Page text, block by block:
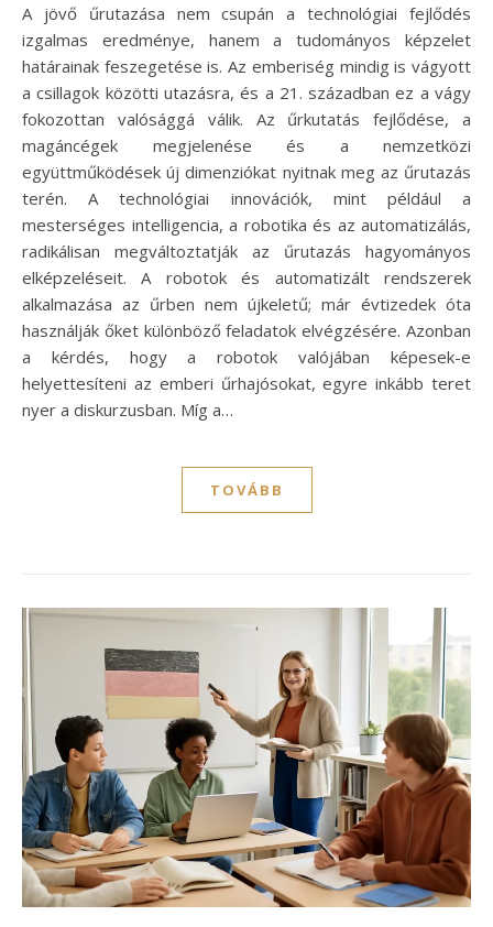
A jövő űrutazása nem csupán a technológiai fejlődés
izgalmas eredménye, hanem a tudományos képzelet
határainak feszegetése is. Az emberiség mindig is vágyott
a csillagok közötti utazásra, és a 21. században ez a vágy
fokozottan valósággá válik. Az űrkutatás fejlődése, a
magáncégek megjelenése és a nemzetközi
együttműködések új dimenziókat nyitnak meg az űrutazás
terén. A technológiai innovációk, mint például a
mesterséges intelligencia, a robotika és az automatizálás,
radikálisan megváltoztatják az űrutazás hagyományos
elképzeléseit. A robotok és automatizált rendszerek
alkalmazása az űrben nem újkeletű; már évtizedek óta
használják őket különböző feladatok elvégzésére. Azonban
a kérdés, hogy a robotok valójában képesek-e
helyettesíteni az emberi űrhajósokat, egyre inkább teret
nyer a diskurzusban. Míg a…
TOVÁBB